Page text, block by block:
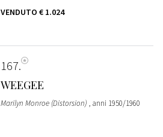
VENDUTO € 1.024
167
WEEGEE
Marilyn Monroe (Distorsion) , anni 1950/1960